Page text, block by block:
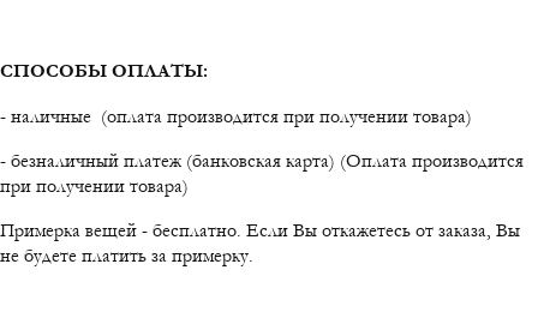
СПОСОБЫ ОПЛАТЫ:
- наличные (оплата производится при получении товара)
- безналичный платеж (банковская карта) (Оплата производится
при получении товара)
Примерка вещей - бесплатно. Если Вы откажетесь от заказа, Вы
не будете платить за примерку.